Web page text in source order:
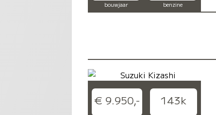
bouwjaar benzine
€ 9.950,- 143k